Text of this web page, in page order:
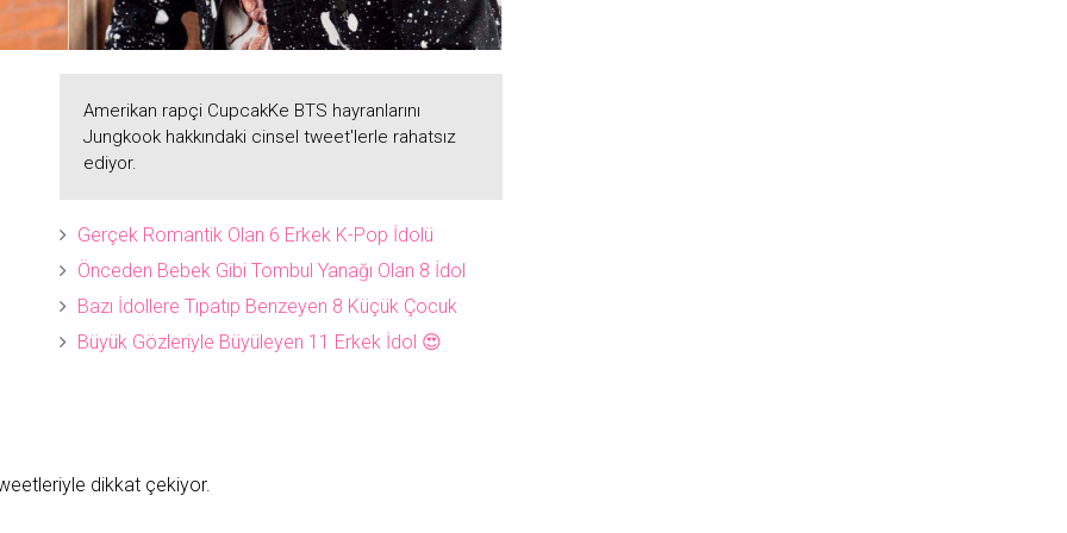
Amerikan rapçi CupcakKe BTS hayranlarını
Jungkook hakkındaki cinsel tweet'lerle rahatsız
ediyor.
Gerçek Romantik Olan 6 Erkek K-Pop İdolü
Önceden Bebek Gibi Tombul Yanağı Olan 8 İdol
Bazı İdollere Tıpatıp Benzeyen 8 Küçük Çocuk
Büyük Gözleriyle Büyüleyen 11 Erkek İdol 😍
dikkat çekiyor.